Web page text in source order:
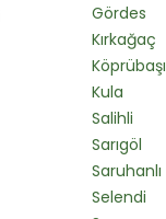
Gördes
Kırkağaç
Köprübaşı
Kula
Salihli
Sarıgöl
Saruhanlı
Selendi